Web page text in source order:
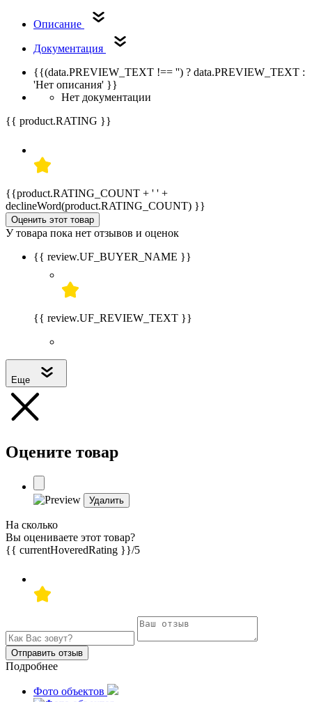
Описание
Документация
{{(data.PREVIEW_TEXT !== '') ? data.PREVIEW_TEXT :
'Нет описания' }}
Нет документации
{{ product.RATING }}
{{product.RATING_COUNT + ' ' +
declineWord(product.RATING_COUNT) }}
Оценить этот товар
У товара пока нет отзывов и оценок
{{ review.UF_BUYER_NAME }}
{{ review.UF_REVIEW_TEXT }}
Еще
Оцените товар
Удалить
На сколько
Вы оцениваете этот товар?
{{ currentHoveredRating }}/5
Отправить отзыв
Подробнее
Фото объектов